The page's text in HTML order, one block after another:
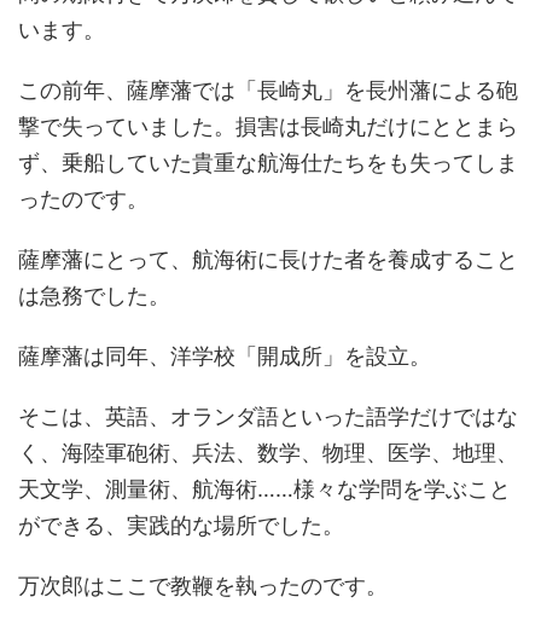
います。
この前年、薩摩藩では「長崎丸」を長州藩による砲
撃で失っていました。損害は長崎丸だけにととまら
ず、乗船していた貴重な航海仕たちをも失ってしま
ったのです。
薩摩藩にとって、航海術に長けた者を養成すること
は急務でした。
薩摩藩は同年、洋学校「開成所」を設立。
そこは、英語、オランダ語といった語学だけではな
く、海陸軍砲術、兵法、数学、物理、医学、地理、
天文学、測量術、航海術……様々な学問を学ぶこと
ができる、実践的な場所でした。
万次郎はここで教鞭を執ったのです。